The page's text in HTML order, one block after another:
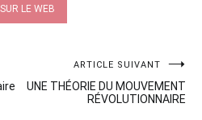
LE WEB
ARTICLE SUIVANT
UNE THÉORIE DU MOUVEMENT
RÉVOLUTIONNAIRE